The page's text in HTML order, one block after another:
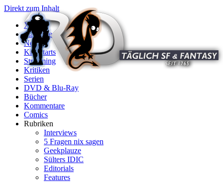
Direkt zum Inhalt
X
Startseite
News
Kinostarts
Streaming
Kritiken
Serien
DVD & Blu-Ray
Bücher
Kommentare
Comics
Rubriken
Interviews
5 Fragen nix sagen
Geekplauze
Sülters IDIC
Editorials
Features